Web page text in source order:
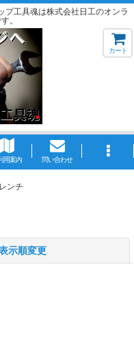
プ工具魂は株式会社日工のオンラ
。
カート
用案内 問い合わせ
ンチ
示順変更